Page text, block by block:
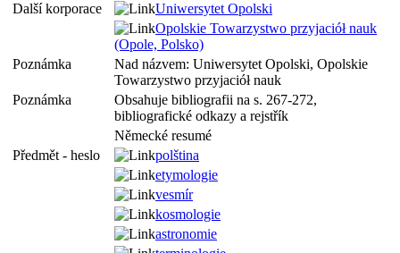
Další korporace
Uniwersytet Opolski
Opolskie Towarzystwo przyjaciół nauk
(Opole, Polsko)
Poznámka
Nad názvem: Uniwersytet Opolski, Opolskie
Towarzystwo przyjaciół nauk
Poznámka
Obsahuje bibliografii na s. 267-272,
bibliografické odkazy a rejstřík
Německé resumé
Předmět - heslo
polština
etymologie
vesmír
kosmologie
astronomie